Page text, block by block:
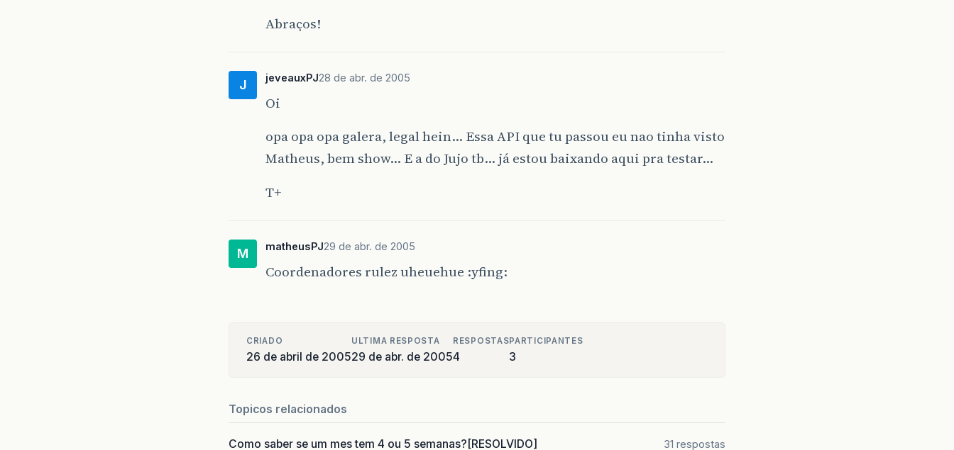
Abraços!
J jeveauxPJ28 de abr. de 2005
Oi
opa opa opa galera, legal hein… Essa API que tu passou eu nao tinha visto
Matheus, bem show… E a do Jujo tb… já estou baixando aqui pra testar…
T+
M matheusPJ29 de abr. de 2005
Coordenadores rulez uheuehue :yfing:
CRIADO
26 de abril de 2005
ULTIMA RESPOSTA
29 de abr. de 2005
RESPOSTAS
4
PARTICIPANTES
3
Topicos relacionados
Como saber se um mes tem 4 ou 5 semanas?[RESOLVIDO] 31 respostas